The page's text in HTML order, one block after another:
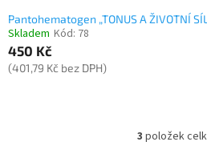
Pantohematogen „TONUS A ŽIVOTNÍ
Skladem Kód: 78
450 Kč
(401,79 Kč bez DPH)
O
3 položek